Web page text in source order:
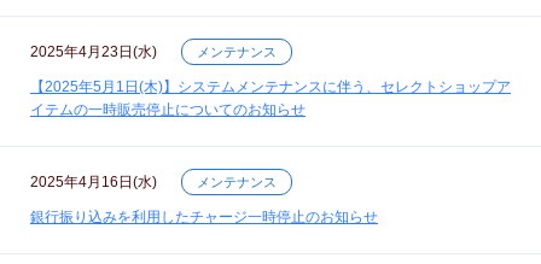
2025年4月23日(水) メンテナンス
【2025年5月1日(木)】システムメンテナンスに伴う、セレクトショップア
イテムの一時販売停止についてのお知らせ
2025年4月16日(水) メンテナンス
銀行振り込みを利用したチャージ一時停止のお知らせ